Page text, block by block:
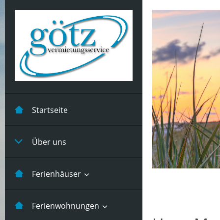
Startseite
Über uns
Ferienhäuser
Kastanienhuus -5 Pers
Ferienwohnungen